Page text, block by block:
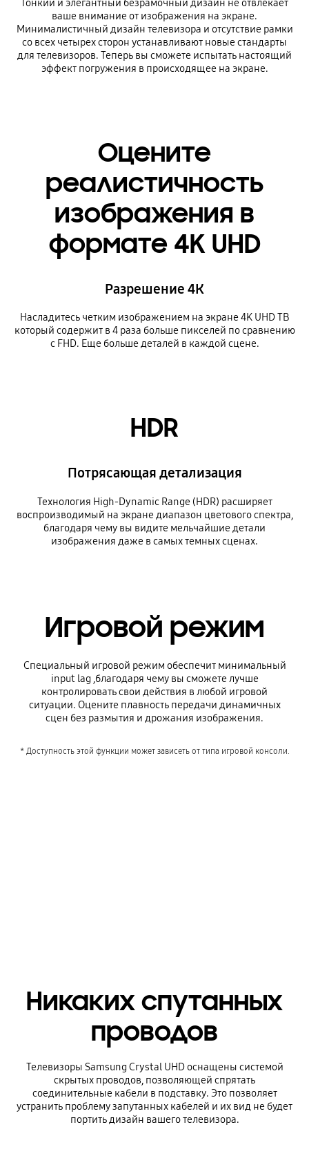
Тонкий и элегантный безрамочный дизайн не отвлекает
ваше внимание от изображения на экране.
Минималистичный дизайн телевизора и отсутствие рамки
со всех четырех сторон устанавливают новые стандарты
для телевизоров. Теперь вы сможете испытать настоящий
эффект погружения в происходящее на экране.
Оцените
реалистичность
изображения в
формате 4K UHD
Разрешение 4К
Насладитесь четким изображением на экране 4K UHD ТВ
который содержит в 4 раза больше пикселей по сравнению
с FHD. Еще больше деталей в каждой сцене.
HDR
Потрясающая детализация
Технология High-Dynamic Range (HDR) расширяет
воспроизводимый на экране диапазон цветового спектра,
благодаря чему вы видите мельчайшие детали
изображения даже в самых темных сценах.
Игровой режим
Специальный игровой режим обеспечит минимальный
input lag ,благодаря чему вы сможете лучше
контролировать свои действия в любой игровой
ситуации. Оцените плавность передачи динамичных
сцен без размытия и дрожания изображения.
* Доступность этой функции может зависеть от типа игровой консоли.
Никаких спутанных
проводов
Телевизоры Samsung Crystal UHD оснащены системой
скрытых проводов, позволяющей спрятать
соединительные кабели в подставку. Это позволяет
устранить проблему запутанных кабелей и их вид не будет
портить дизайн вашего телевизора.